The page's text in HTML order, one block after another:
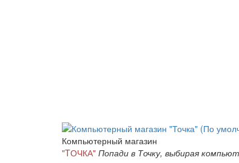
Компьютерный магазин
"TОЧКА" Попади в Точку, выбирая